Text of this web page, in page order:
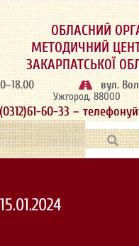
ОБЛАСНИЙ
МЕТОДИЧНИЙ
ЗАКАРПАТСЬКОЇ
вул.
Ужгород, 88000
60-33 –